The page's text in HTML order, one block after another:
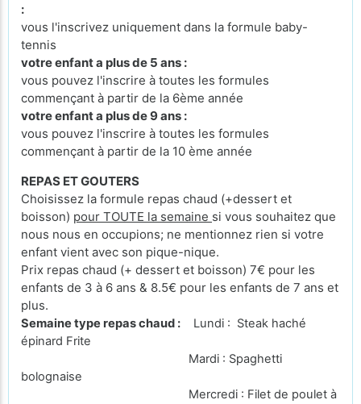
:
vous l'inscrivez uniquement dans la formule baby-
tennis
votre enfant a plus de 5 ans :
vous pouvez l'inscrire à toutes les formules
commençant à partir de la 6ème année
votre enfant a plus de 9 ans :
vous pouvez l'inscrire à toutes les formules
commençant à partir de la 10 ème année
REPAS ET GOUTERS
Choisissez la formule repas chaud (+dessert et
boisson) pour TOUTE la semaine si vous souhaitez que
nous nous en occupions; ne mentionnez rien si votre
enfant vient avec son pique-nique.
Prix repas chaud (+ dessert et boisson) 7€ pour les
enfants de 3 à 6 ans & 8.5€ pour les enfants de 7 ans et
plus.
Semaine type repas chaud : Lundi : Steak haché
épinard Frite
Mardi : Spaghetti
bolognaise
Mercredi : Filet de poulet à